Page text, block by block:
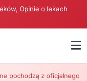
Opinie o lekach
pochodzą z oficjalnego